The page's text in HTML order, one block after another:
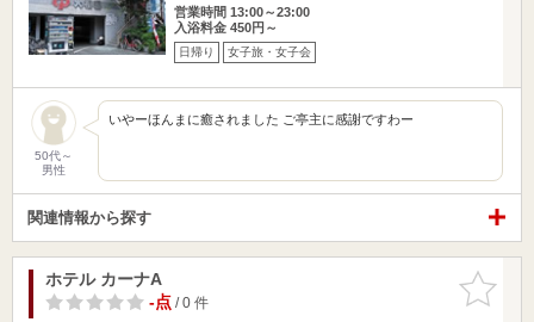
営業時間 13:00～23:00
入浴料金 450円～
日帰り 女子旅・女子会
50代～
男性
いやーほんまに癒されました ご亭主に感謝ですわー
関連情報から探す
お気に入
りに追加
ホテル カーナA
-点/ 0 件